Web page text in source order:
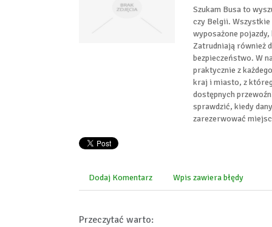
Szukam Busa to
czy Belgii.
wyposażone
Zatrudniają również
bezpieczeństwo. W
praktycznie z
kraj i miasto, z
dostępnych
sprawdzić, kiedy
zarezerwować
Dodaj Komentarz Wpis zawiera błędy
Przeczytać warto: